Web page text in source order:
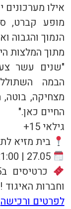
אילו מערכונים
מופע קברט,
הנמוך והגבוה
מתוך המלצות
"שנים עשר
הבמה
מצחיקה, בוטה,
החיים כאן."
גילאי 15+
בית מזיא
27.05 | 21:00
וחברות האיגוד !
לפרטים ורכישה